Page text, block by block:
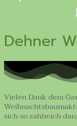
Dehner
Vielen Dank dem
sich so zahlreich